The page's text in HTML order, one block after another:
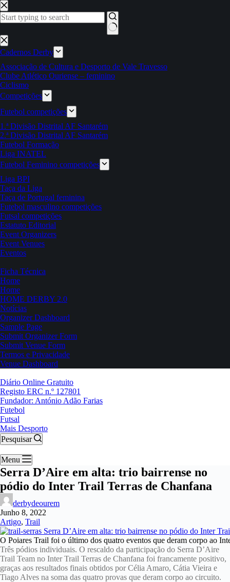
Pular
para
o
Sem
resultados
Cadernos Derby
Associação de Cultura e Desporto de Vale Travesso
Clube Atlético Ouriense – feminino
Ciclismo
Competições
Futebol competições
1.ª Divisão Distrital AF Santarém
2.ª Divisão Distrital AF Santarém
Futebol Formação
Liga INATEL
Futebol Feminino competições
Liga BPI
Taça da Liga
Taça de Portugal feminina
Futebol masculino competições
Futsal competições
Estatuto Editorial
Event Organizers
Event Venues
Eventos
Ficha Técnica
Home
Home
HOME DERBY 2.0
Notícias
Organizer Dashboard
Sample Page
Submit Organizer Form
Submit Venue Form
Termos e Privacidade
Venue Dashboard
Diário Online Gratuito
Registo ERC n.º 127801
Fundador: António Adão Farias
Futebol
Futsal
Mais Desporto
Pesquisar
Menu
Serra D’Aire em alta: trio bairrense no
pódio do Inter Trail Terras de Chanfana
derbydeourem
Junho 8, 2022
Artigo, Trail
O Poiares Trail foi o último dos quatro eventos que deram corpo ao
Três pódios individuais. O rescaldo da participação do Serra D’Aire
Trail Team no Inter Trail Terras de Chanfana foi francamente positivo,
graças aos resultados finais obtidos por Célia Amaro, Cátia Vieira e
Tiago Alves na soma das quatro provas que deram corpo ao circuito.